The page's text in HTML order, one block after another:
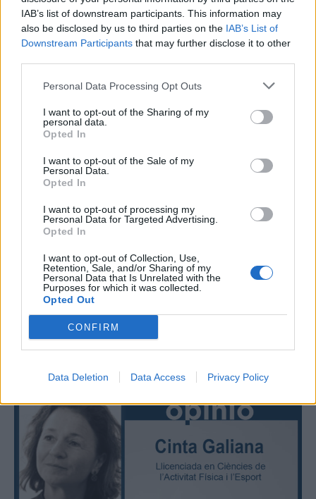
IAB’s list of downstream participants. This information may
also be disclosed by us to third parties on the IAB’s List of
Downstream Participants that may further disclose it to other
Personal Data Processing Opt Outs
I want to opt-out of the Sharing of my
personal data.
Opted In
I want to opt-out of the Sale of my
Personal Data.
Opted In
I want to opt-out of processing my
Personal Data for Targeted Advertising.
Opted In
I want to opt-out of Collection, Use,
Retention, Sale, and/or Sharing of my
Personal Data that Is Unrelated with the
Purposes for which it was collected.
Opted Out
CONFIRM
Data Deletion Data Access Privacy Policy
Cinta Galiana 6 de febrer de 2022
Lo Quiosc de Carlos
Firmes setmanarilebre.cat
Cinta Galiana 19 de novembre de 2021